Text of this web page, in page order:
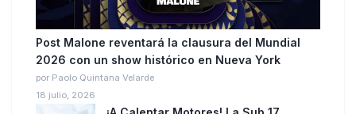
Post Malone reventará la clausura del Mundial
2026 con un show histórico en Nueva York
por Paolo Quintana Velarde
18 julio, 2026